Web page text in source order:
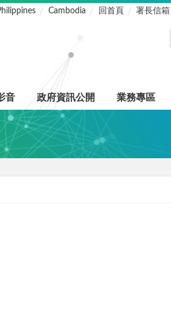
Cambodia 回首頁 署長信箱
音 政府資訊公開 業務專區